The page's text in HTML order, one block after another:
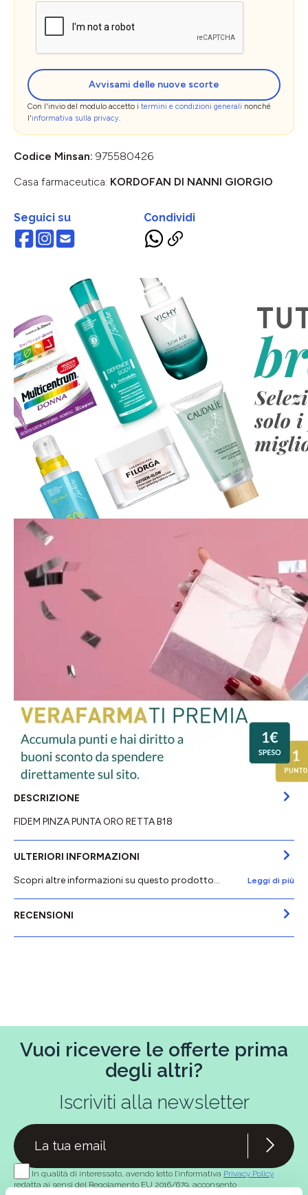
Avvisami delle nuove scorte
Con l'invio del modulo accetto i termini e condizioni generali nonché
l'informativa sulla privacy.
Codice Minsan: 975580426
Casa farmaceutica: KORDOFAN DI NANNI GIORGIO
Seguici su Condividi
DESCRIZIONE
FIDEM PINZA PUNTA ORO RETTA B18
ULTERIORI INFORMAZIONI
Scopri altre informazioni su questo prodotto...
Leggi di più
RECENSIONI
Vuoi ricevere le offerte prima
degli altri?
Iscriviti alla newsletter
In qualità di interessato, avendo letto l’informativa Privacy Policy
redatta ai sensi del Regolamento EU 2016/679, acconsento